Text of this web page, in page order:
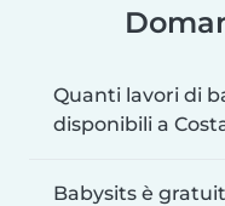
Quanti lavori di
disponibili a
Babysits è